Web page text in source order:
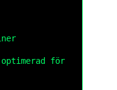
för